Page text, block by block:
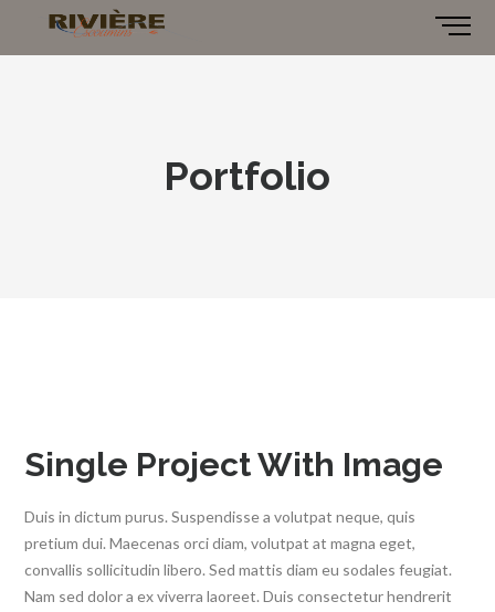
Portfolio
Single Project With Image
Duis in dictum purus. Suspendisse a volutpat neque, quis
pretium dui. Maecenas orci diam, volutpat at magna eget,
convallis sollicitudin libero. Sed mattis diam eu sodales feugiat.
Nam sed dolor a ex viverra laoreet. Duis consectetur hendrerit